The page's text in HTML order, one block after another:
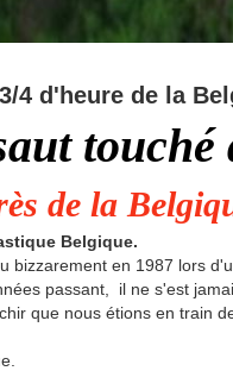
4 d'heure de la
touché
de la
Belgique.
en 1987 lors
passant, il ne s'est
que nous étions en train